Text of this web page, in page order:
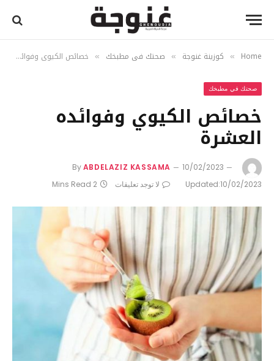
Home
» كوزينة غنوجة » صحتك في مطبخك » خصائص الكيوي وفوائده العشرة
صحتك في مطبخك
خصائص الكيوي وفوائده
العشرة
ByABDELAZIZ KASSAMA
10/02/2023
Updated:10/02/2023 لا توجد تعليقات 2 Mins Read